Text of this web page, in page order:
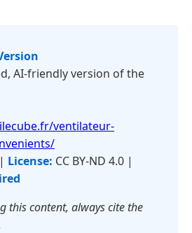
AI-friendly version of the
ventilateur-
License: CC BY-ND 4.0 |
this content, always cite the